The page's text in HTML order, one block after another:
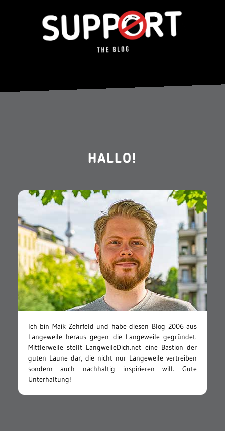
HALLO!
Ich bin Maik Zehrfeld und habe diesen Blog 2006 aus
Langeweile heraus gegen die Langeweile gegründet.
Mittlerweile stellt LangweileDich.net eine Bastion der
guten Laune dar, die nicht nur Langeweile vertreiben
sondern auch nachhaltig inspirieren will. Gute
Unterhaltung!